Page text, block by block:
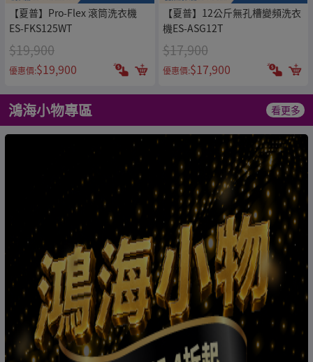
【夏普】Pro-Flex 滾筒洗衣機
ES-FKS125WT
$19,900
優惠價:$19,900
【夏普】12公斤無孔槽變頻洗衣
機ES-ASG12T
$17,900
優惠價:$17,900
鴻海小物專區 看更多